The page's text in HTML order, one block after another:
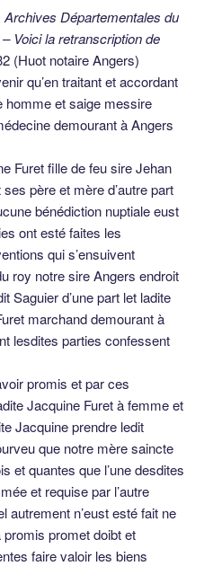
Archives Départementales du
Voici la retranscription de
(Huot notaire Angers)
qu’en traitant et accordant
homme et saige messire
demourant à Angers
Furet fille de feu sire Jehan
père et mère d’autre part
bénédiction nuptiale eust
ont esté faites les
qui s’ensuivent
roy notre sire Angers endroit
Saguier d’une part let ladite
marchand demourant à
lesdites parties confessent
promis et par ces
Jacquine Furet à femme et
Jacquine prendre ledit
que notre mère saincte
et quantes que l’une desdites
et requise par l’autre
autrement n’eust esté fait ne
promet doibt et
faire valoir les biens